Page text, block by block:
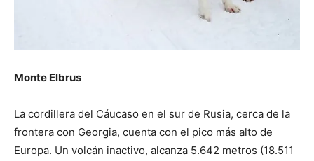
Monte Elbrus
La cordillera del Cáucaso en el sur de Rusia, cerca de la
frontera con Georgia, cuenta con el pico más alto de
Europa. Un volcán inactivo, alcanza 5.642 metros (18.511